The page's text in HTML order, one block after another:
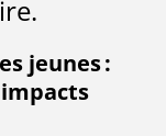
jeunes :